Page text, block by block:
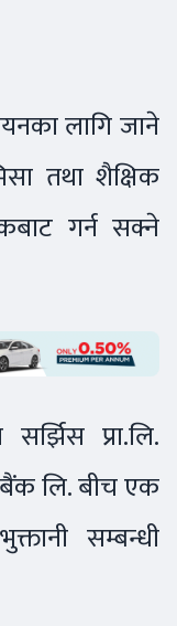
लागि जाने
तथा शैक्षिक
गर्न सक्ने
प्रा.लि.
लि. बीच एक
सम्बन्धी